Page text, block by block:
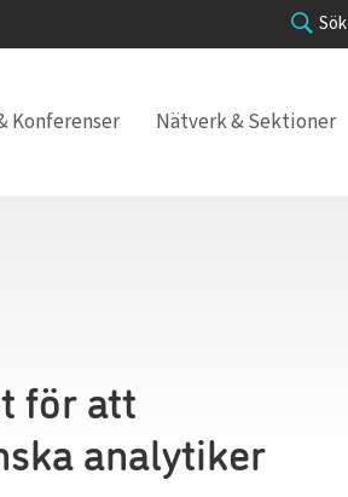
Sök
Konferenser Nätverk & Sektioner
för att
analytiker